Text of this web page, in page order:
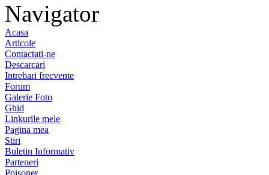
Navigator
Acasa
Articole
Contactati-ne
Descarcari
Intrebari frecvente
Forum
Galerie Foto
Ghid
Linkurile mele
Pagina mea
Stiri
Buletin Informativ
Parteneri